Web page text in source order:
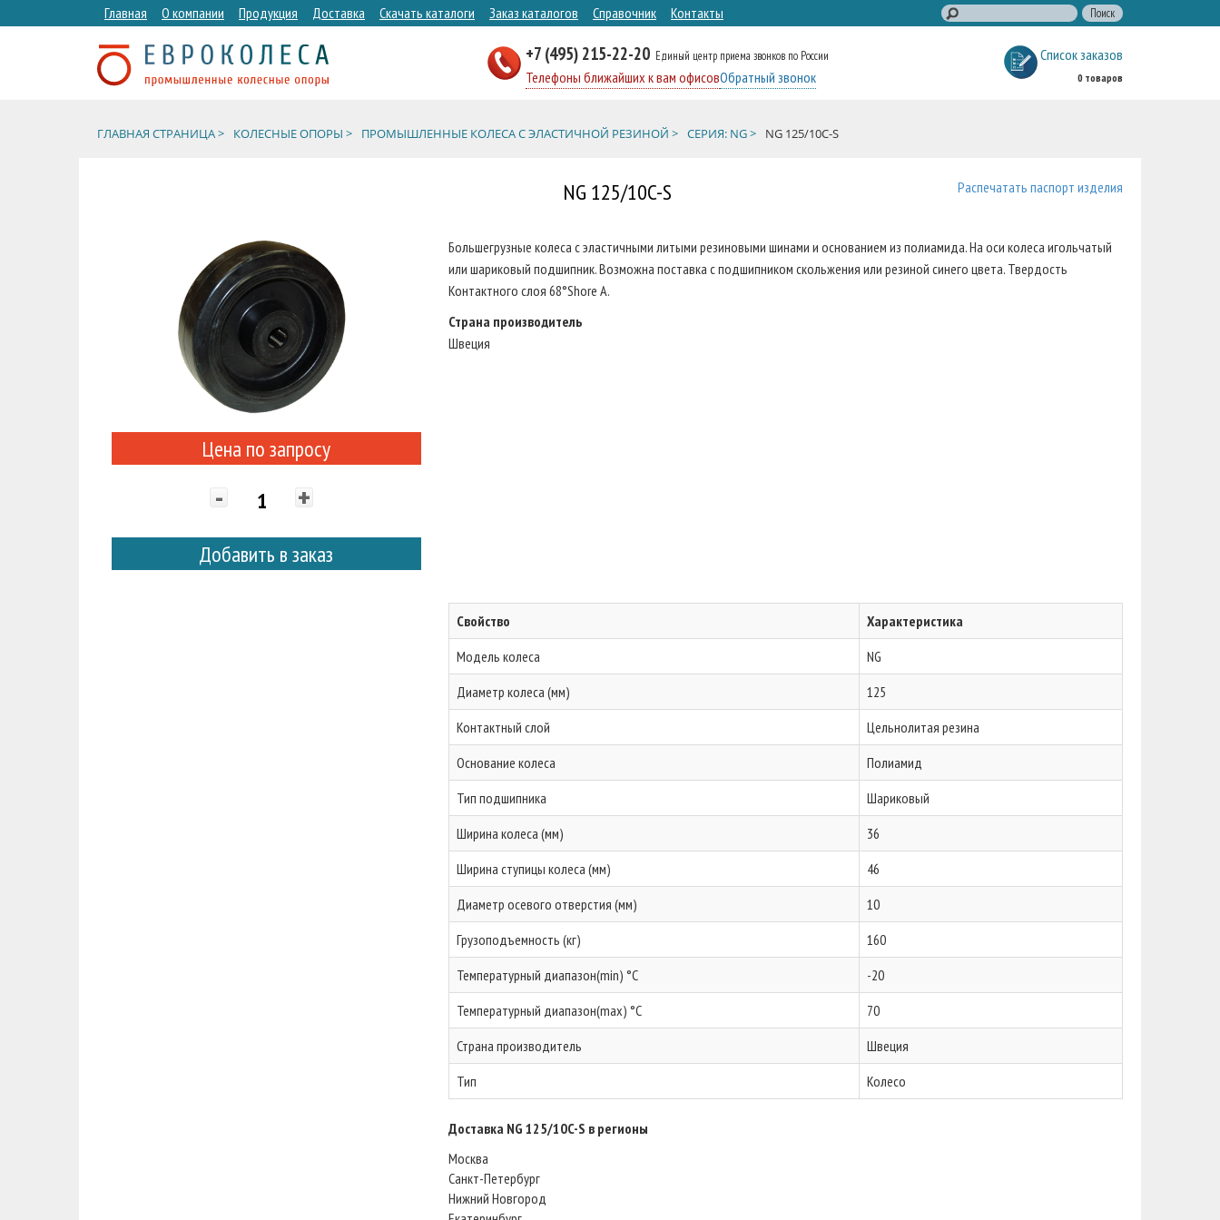
Главная О компании Продукция Доставка Скачать каталоги Заказ каталогов Справочник Контакты
+7 (495) 215-22-20 Единый центр приема звонков по России
Телефоны ближайших к вам офисовОбратный звонок
Список заказов
0 товаров
ГЛАВНАЯ СТРАНИЦА > КОЛЕСНЫЕ ОПОРЫ > ПРОМЫШЛЕННЫЕ КОЛЕСА С ЭЛАСТИЧНОЙ РЕЗИНОЙ > СЕРИЯ: NG > NG 125/10C-S
NG 125/10C-S Распечатать паспорт изделия
Цена по запросу
- +
Добавить в заказ
Большегрузные колеса с эластичными литыми резиновыми шинами и основанием из полиамида. На оси колеса игольчатый
или шариковый подшипник. Возможна поставка с подшипником скольжения или резиной синего цвета. Твердость
Контактного слоя 68°Shore A.
Страна производитель
Швеция
Свойство
Характеристика
Модель колеса
NG
Диаметр колеса (мм)
125
Контактный слой
Цельнолитая резина
Основание колеса
Полиамид
Тип подшипника
Шариковый
Ширина колеса (мм)
36
Ширина ступицы колеса (мм)
46
Диаметр осевого отверстия (мм)
10
Грузоподъемность (кг)
160
Температурный диапазон(min) °C
-20
Температурный диапазон(max) °C
70
Страна производитель
Швеция
Тип
Колесо
Доставка NG 125/10C-S в регионы
Москва
Санкт-Петербург
Нижний Новгород